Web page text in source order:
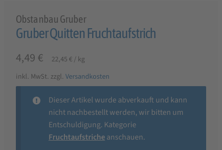
Obstanbau Gruber
Gruber Quitten Fruchtaufstrich
4,49 € 22,45 €/kg
inkl. MwSt. zzgl. Versandkosten
Dieser Artikel wurde abverkauft und kann
nicht nachbestellt werden, wir bitten um
Entschuldigung. Kategorie
Fruchtaufstricheanschauen.